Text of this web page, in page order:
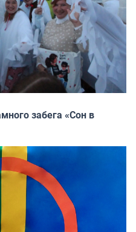
забега «Сон в